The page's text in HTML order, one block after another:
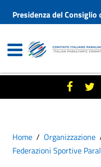
Presidenza del
Home Organizzazione
Federazioni Sportive